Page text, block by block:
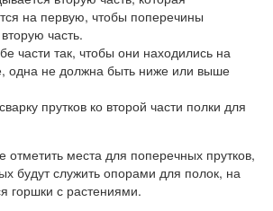
на первую, чтобы поперечины
часть.
части так, чтобы они находились на
одна не должна быть ниже или выше
прутков ко второй части полки для
отметить места для поперечных прутков,
будут служить опорами для полок, на
горшки с растениями.